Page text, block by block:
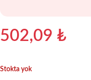
502,09 ₺
Stokta yok